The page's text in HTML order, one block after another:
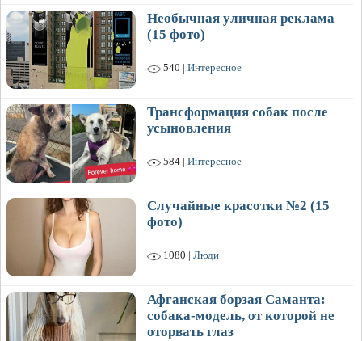
Необычная уличная реклама
(15 фото)
540 | Интересное
Трансформация собак после
усыновления
584 | Интересное
Случайные красотки №2 (15
фото)
1080 | Люди
Афганская борзая Саманта:
собака-модель, от которой не
оторвать глаз